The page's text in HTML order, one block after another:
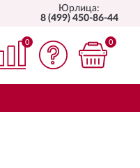
Юрлица:
8 (499) 450-86-44
0 0